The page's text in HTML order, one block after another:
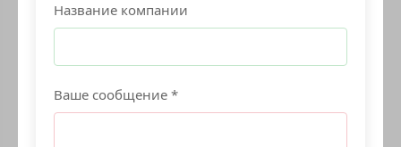
Название компании
Ваше сообщение *